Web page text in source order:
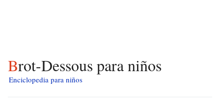
Brot-Dessous para niños
Enciclopedia para niños